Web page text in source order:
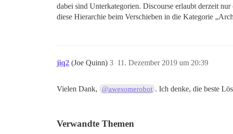
dabei sind Unterkategorien. Discourse erlaubt derzeit
diese Hierarchie beim Verschieben in die Kategorie
jiq2 (Joe Quinn) 11. Dezember 2019 um 20:39
3
Vielen Dank, @awesomerobot . Ich denke, die beste
Verwandte Themen